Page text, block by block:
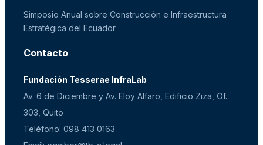
Simposio Anual sobre Construcción e Infraestructura
Estratégica del Ecuador
Contacto
Fundación Tesserae InfraLab
Av. 6 de Diciembre y Av. Eloy Alfaro, Edificio Ziza, Of.
303, Quito
Teléfono: 098 413 0163